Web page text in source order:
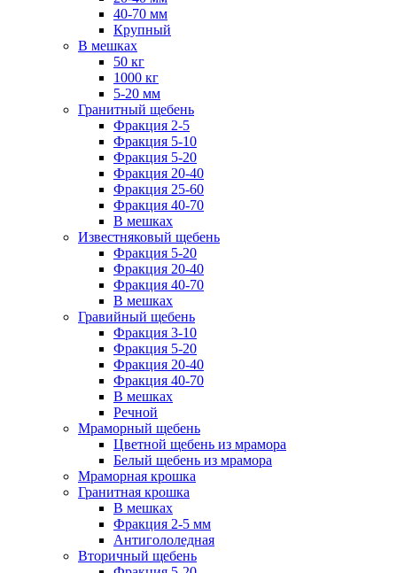
40-70 мм
Крупный
В мешках
50 кг
1000 кг
5-20 мм
Гранитный щебень
Фракция 2-5
Фракция 5-10
Фракция 5-20
Фракция 20-40
Фракция 25-60
Фракция 40-70
В мешках
Известняковый щебень
Фракция 5-20
Фракция 20-40
Фракция 40-70
В мешках
Гравийный щебень
Фракция 3-10
Фракция 5-20
Фракция 20-40
Фракция 40-70
В мешках
Речной
Мраморный щебень
Цветной щебень из мрамора
Белый щебень из мрамора
Мраморная крошка
Гранитная крошка
В мешках
Фракция 2-5 мм
Антигололедная
Вторичный щебень